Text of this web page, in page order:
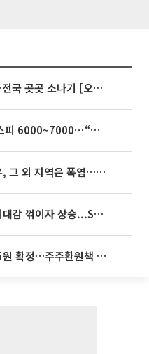
35도 안팎 무더위 이어져…전국 곳곳 소나기 [오늘 날씨]
[주간증시전망] 다음주 코스피 6000~7000⋯“外人 수급은 정책이 변수”
동해안은 시간당 80㎜ 폭우, 그 외 지역은 폭염…‘극과 극 날씨’
뉴욕증시, 연준 금리인상 기대감 꺾이자 상승...S&P500 사상 최고치 [종합]
SK하이닉스, 분기배당 375원 확정…주주환원책 9월로 앞당겨 발표